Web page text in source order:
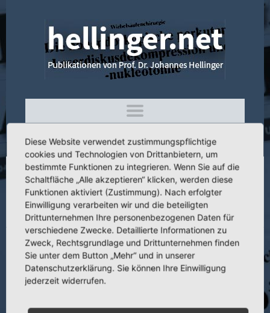
3.129 Operative Beinverlängerung mit
Distraktionsosteotomie und
Pseudoarthrosendistraktion
Titel:Operative Beinverlängerung mit Distraktionsosteotomie und
Pseudoarthrosendistraktion
Diese Website verwendet zustimmungspflichtige
cookies und Technologien von Drittanbietern, um
bestimmte Funktionen zu integrieren. Wenn Sie auf die
Schaltfläche „Alle akzeptieren“ klicken, werden diese
Funktionen aktiviert (Zustimmung). Nach erfolgter
Einwilligung verarbeiten wir und die beteiligten
Drittunternehmen Ihre personenbezogenen Daten für
verschiedene Zwecke. Detaillierte Informationen zu
Zweck, Rechtsgrundlage und Drittunternehmen finden
Sie unter dem Button „Mehr“ und in unserer
Datenschutzerklärung. Sie können Ihre Einwilligung
jederzeit widerrufen.